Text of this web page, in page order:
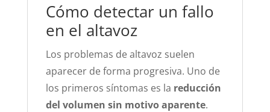
Cómo detectar un fallo
en el altavoz
Los problemas de altavoz suelen
aparecer de forma progresiva. Uno de
los primeros síntomas es la reducción
del volumen sin motivo aparente.